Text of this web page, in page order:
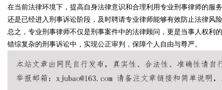
!
在当前法律环境下，提高自身法律意识和合理利用专业刑事律师的服
还是已经进入刑事诉讼阶段，及时聘请专业律师能够有效防止法律风
总之，专业刑事律师不仅是刑事案件中的法律顾问，更是当事人权利
错综复杂的刑事诉讼中，实现公正审判，保障个人自由与尊严。